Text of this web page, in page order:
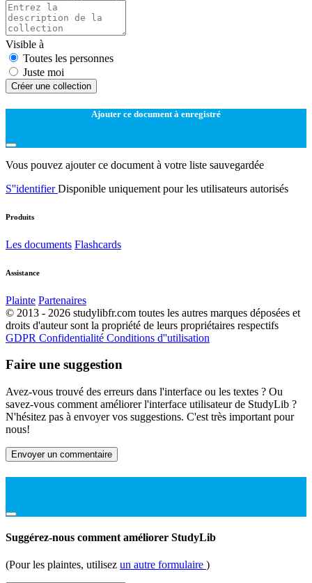
Visible à
Toutes les personnes
Juste moi
Créer une collection
Ajouter ce document à enregistré
Vous pouvez ajouter ce document à votre liste sauvegardée
S''identifierDisponible uniquement pour les utilisateurs autorisés
Produits
Les documents Flashcards
Assistance
Plainte Partenaires
© 2013 - 2026 studylibfr.com toutes les autres marques déposées et
droits d'auteur sont la propriété de leurs propriétaires respectifs
GDPR Confidentialité Conditions d''utilisation
Faire une suggestion
Avez-vous trouvé des erreurs dans l'interface ou les textes ? Ou
savez-vous comment améliorer l'interface utilisateur de StudyLib ?
N'hésitez pas à envoyer vos suggestions. C'est très important pour
nous!
Envoyer un commentaire
Suggérez-nous comment améliorer StudyLib
(Pour les plaintes, utilisez un autre formulaire )